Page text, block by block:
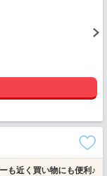
も近く買い物にも便利♪